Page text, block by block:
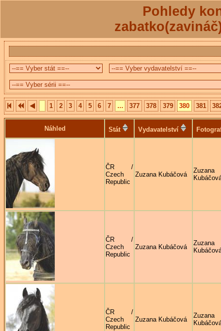
Pohledy
1 2 3 4 5 6 7 ... 377 378 379 380 381
Náhled Stát Vydavatelství
ČR /
Czech
Republic
Zuzana Kubáčová
Zuzana
ČR /
Czech
Republic
Zuzana Kubáčová
Zuzana
ČR /
Czech
Republic
Zuzana Kubáčová
Zuzana